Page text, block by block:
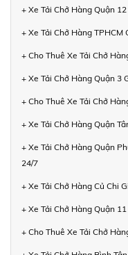
+ Xe Tải Chở Hàng Quận
+ Xe Tải Chở Hàng TPHCM
+ Cho Thuê Xe Tải Chở
+ Xe Tải Chở Hàng Quận 3
+ Cho Thuê Xe Tải Chở
+ Xe Tải Chở Hàng Quận
+ Xe Tải Chở Hàng Quận
24/7
+ Xe Tải Chở Hàng Củ Chi
+ Xe Tải Chở Hàng Quận
+ Cho Thuê Xe Tải Chở